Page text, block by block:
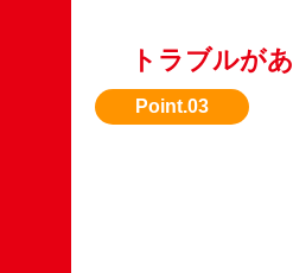
トラブルが
何か問題があった